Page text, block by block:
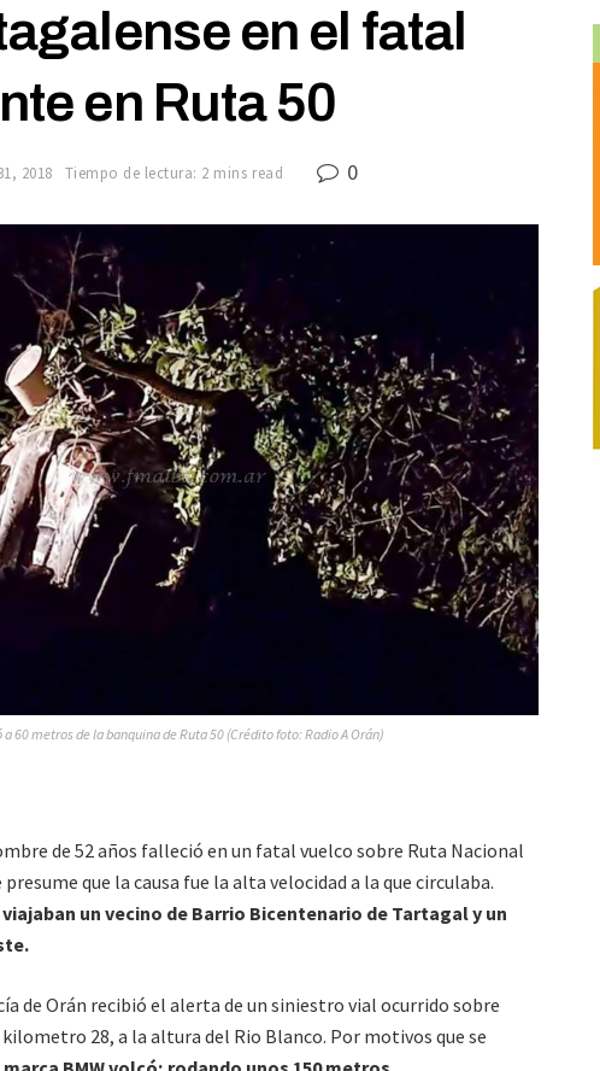
en el fatal
en Ruta 50
2018 Tiempo de lectura: 2 mins read 0
a 60 metros de la banquina de Ruta 50 (Crédito foto: Radio A Orán)
de 52 años falleció en un fatal vuelco sobre Ruta Nacional
que la causa fue la alta velocidad a la que circulaba.
un vecino de Barrio Bicentenario de Tartagal y un
de Orán recibió el alerta de un siniestro vial ocurrido sobre
28, a la altura del Rio Blanco. Por motivos que se